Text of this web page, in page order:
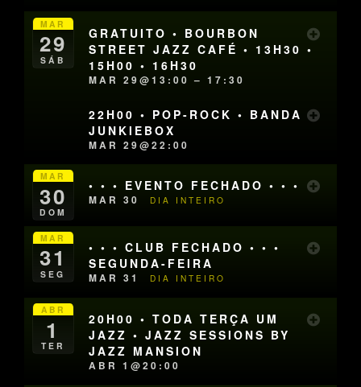
MAR
29
SÁB
GRATUITO • BOURBON
STREET JAZZ CAFÉ • 13H30 •
15H00 • 16H30
MAR 29@13:00 – 17:30
22H00 • POP-ROCK • BANDA
JUNKIEBOX
MAR 29@22:00
MAR
30
DOM
• • • EVENTO FECHADO • • •
MAR 30 DIA INTEIRO
MAR
31
SEG
• • • CLUB FECHADO • • •
SEGUNDA-FEIRA
MAR 31 DIA INTEIRO
ABR
1
TER
20H00 • TODA TERÇA UM
JAZZ • JAZZ SESSIONS BY
JAZZ MANSION
ABR 1@20:00